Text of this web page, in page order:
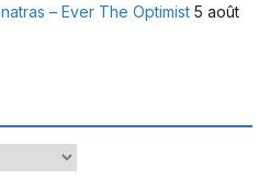
– Ever The Optimist 5 août